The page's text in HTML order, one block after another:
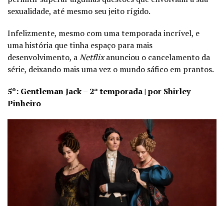
sexualidade, até mesmo seu jeito rígido.
Infelizmente, mesmo com uma temporada incrível, e
uma história que tinha espaço para mais
desenvolvimento, aNetflixanunciou o cancelamento da
série, deixando mais uma vez o mundo sáfico em prantos.
5º: Gentleman Jack – 2ª temporada | por Shirley
Pinheiro